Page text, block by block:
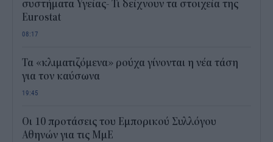
συστήματα Υγείας- Τι δείχνουν τα στοιχεία της
Eurostat
08:17
Τα «κλιματιζόμενα» ρούχα γίνονται η νέα τάση
για τον καύσωνα
19:45
Οι 10 προτάσεις του Εμπορικού Συλλόγου
Αθηνών για τις ΜμΕ